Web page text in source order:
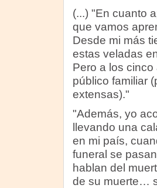
(...) "En cuanto
que vamos
Desde mi más
estas veladas
Pero a los
público familiar
extensas)."
"Además, yo
llevando una
en mi país,
funeral se
hablan del
de su muerte…